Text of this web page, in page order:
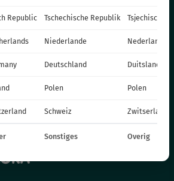
Spółka z o.o.
Republic Tschechische Republik Tsjechische
Niederlande Nederland
Deutschland Duitsland
Polen Polen
Schweiz Zwitserland
Sonstiges Overig